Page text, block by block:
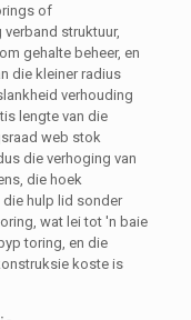
of
struktuur,
gehalte beheer, en
die kleiner radius
verhouding
lengte van die
web stok
die verhoging van
die hoek
die hulp lid sonder
wat lei tot 'n baie
toring, en die
koste is